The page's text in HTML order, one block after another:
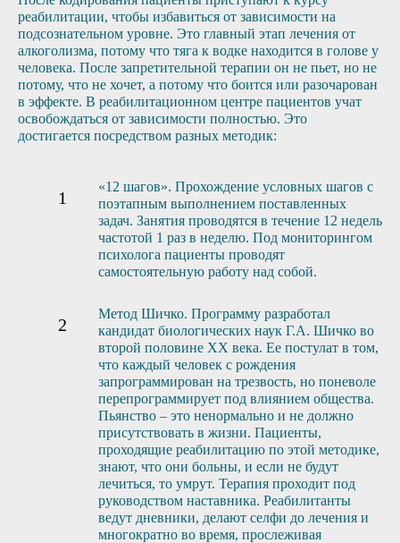
реабилитации, чтобы избавиться от зависимости на
подсознательном уровне. Это главный этап лечения от
алкоголизма, потому что тяга к водке находится в голове у
человека. После запретительной терапии он не пьет, но не
потому, что не хочет, а потому что боится или разочарован
в эффекте. В реабилитационном центре пациентов учат
освобождаться от зависимости полностью. Это
достигается посредством разных методик:
«12 шагов». Прохождение условных шагов с
поэтапным выполнением поставленных
задач. Занятия проводятся в течение 12 недель
частотой 1 раз в неделю. Под мониторингом
психолога пациенты проводят
самостоятельную работу над собой.
Метод Шичко. Программу разработал
кандидат биологических наук Г.А. Шичко во
второй половине XX века. Ее постулат в том,
что каждый человек с рождения
запрограммирован на трезвость, но поневоле
перепрограммирует под влиянием общества.
Пьянство – это ненормально и не должно
присутствовать в жизни. Пациенты,
проходящие реабилитацию по этой методике,
знают, что они больны, и если не будут
лечиться, то умрут. Терапия проходит под
руководством наставника. Реабилитанты
ведут дневники, делают селфи до лечения и
многократно во время, прослеживая